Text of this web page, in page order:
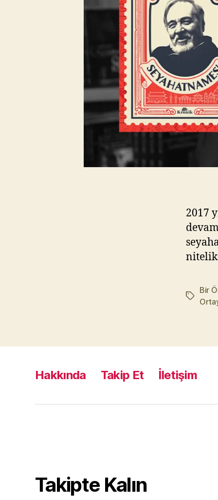
2017
Etiketler
Bir
Hakkında Takip Et İletişim
Takipte Kalın